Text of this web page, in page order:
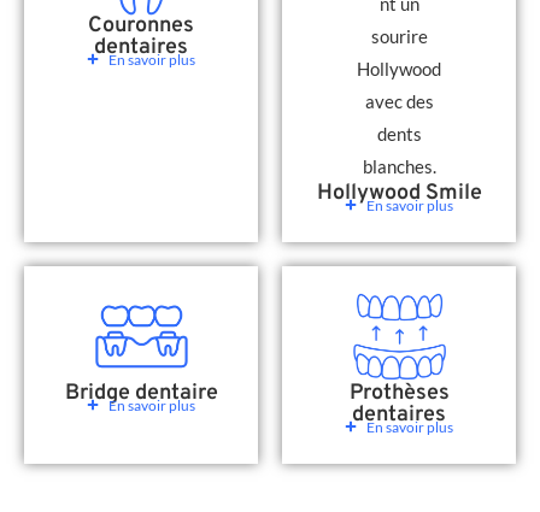
Couronnes
dentaires
En savoir plus
Hollywood Smile
En savoir plus
Bridge dentaire
En savoir plus Prothèses
dentaires
En savoir plus